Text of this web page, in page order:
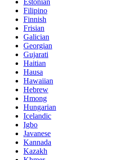
Estonian
Filipino
Finnish
Frisian
Galician
Georgian
Gujarati
Haitian
Hausa
Hawaiian
Hebrew
Hmong
Hungarian
Icelandic
Igbo
Javanese
Kannada
Kazakh